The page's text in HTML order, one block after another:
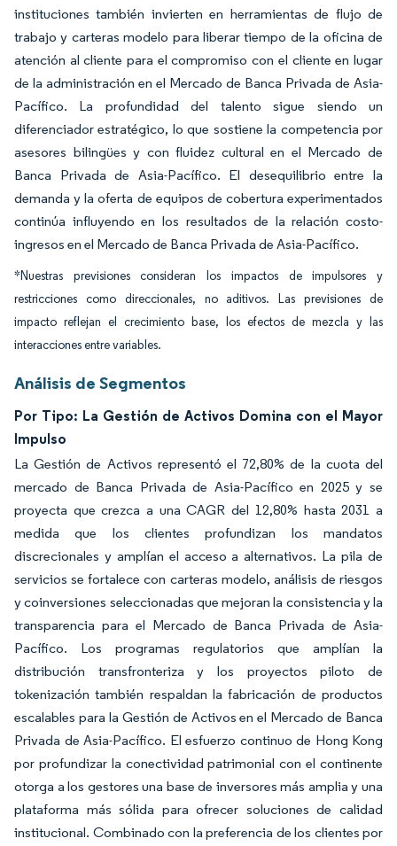
instituciones también invierten en herramientas de flujo de
trabajo y carteras modelo para liberar tiempo de la oficina de
atención al cliente para el compromiso con el cliente en lugar
de la administración en el Mercado de Banca Privada de Asia-
Pacífico. La profundidad del talento sigue siendo un
diferenciador estratégico, lo que sostiene la competencia por
asesores bilingües y con fluidez cultural en el Mercado de
Banca Privada de Asia-Pacífico. El desequilibrio entre la
demanda y la oferta de equipos de cobertura experimentados
continúa influyendo en los resultados de la relación costo-
ingresos en el Mercado de Banca Privada de Asia-Pacífico.
*Nuestras previsiones consideran los impactos de impulsores y
restricciones como direccionales, no aditivos. Las previsiones de
impacto reflejan el crecimiento base, los efectos de mezcla y las
interacciones entre variables.
Análisis de Segmentos
Por Tipo: La Gestión de Activos Domina con el Mayor
Impulso
La Gestión de Activos representó el 72,80% de la cuota del
mercado de Banca Privada de Asia-Pacífico en 2025 y se
proyecta que crezca a una CAGR del 12,80% hasta 2031 a
medida que los clientes profundizan los mandatos
discrecionales y amplían el acceso a alternativos. La pila de
servicios se fortalece con carteras modelo, análisis de riesgos
y coinversiones seleccionadas que mejoran la consistencia y la
transparencia para el Mercado de Banca Privada de Asia-
Pacífico. Los programas regulatorios que amplían la
distribución transfronteriza y los proyectos piloto de
tokenización también respaldan la fabricación de productos
escalables para la Gestión de Activos en el Mercado de Banca
Privada de Asia-Pacífico. El esfuerzo continuo de Hong Kong
por profundizar la conectividad patrimonial con el continente
otorga a los gestores una base de inversores más amplia y una
plataforma más sólida para ofrecer soluciones de calidad
institucional. Combinado con la preferencia de los clientes por